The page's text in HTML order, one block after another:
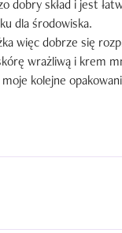
dobry skład i jest
dla środowiska.
więc dobrze się
wrażliwą i krem
kolejne